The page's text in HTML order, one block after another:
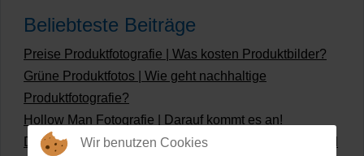
Beliebteste Beiträge
Preise Produktfotografie | Was kosten Produktbilder?
Grüne Produktfotos | Wie geht nachhaltige
Produktfotografie?
Hollow Man Fotografie | Darauf kommt es an!
Dateiformate und Bilder mit transparentem Hintergrund
Wir benutzen Cookies